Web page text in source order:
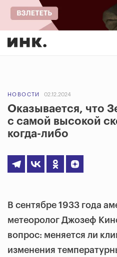
НОВОСТИ 02.12.2024
Оказывается, что
с самой высокой
когда-либо
В сентябре 1933 года
метеоролог Джозеф
вопрос: меняется ли
изменения